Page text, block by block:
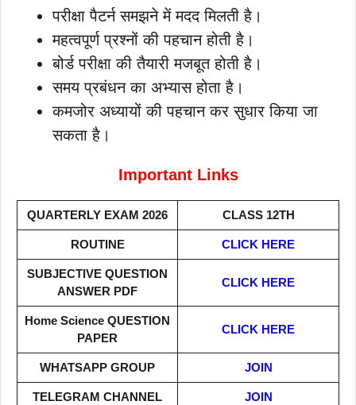
परीक्षा पैटर्न समझने में मदद मिलती है।
महत्वपूर्ण प्रश्नों की पहचान होती है।
बोर्ड परीक्षा की तैयारी मजबूत होती है।
समय प्रबंधन का अभ्यास होता है।
कमजोर अध्यायों की पहचान कर सुधार किया जा
सकता है।
Important Links
QUARTERLY EXAM 2026 CLASS 12TH
ROUTINE CLICK HERE
SUBJECTIVE QUESTION
ANSWER PDF
CLICK HERE
Home Science QUESTION
PAPER
CLICK HERE
WHATSAPP GROUP JOIN
TELEGRAM CHANNEL JOIN